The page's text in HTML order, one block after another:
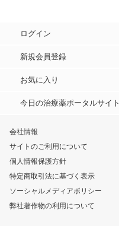
ログイン
新規会員登録
お気に入り
今日の治療薬ポータルサイト
会社情報
サイトのご利用について
個人情報保護方針
特定商取引法に基づく表示
ソーシャルメディアポリシー
弊社著作物の利用について